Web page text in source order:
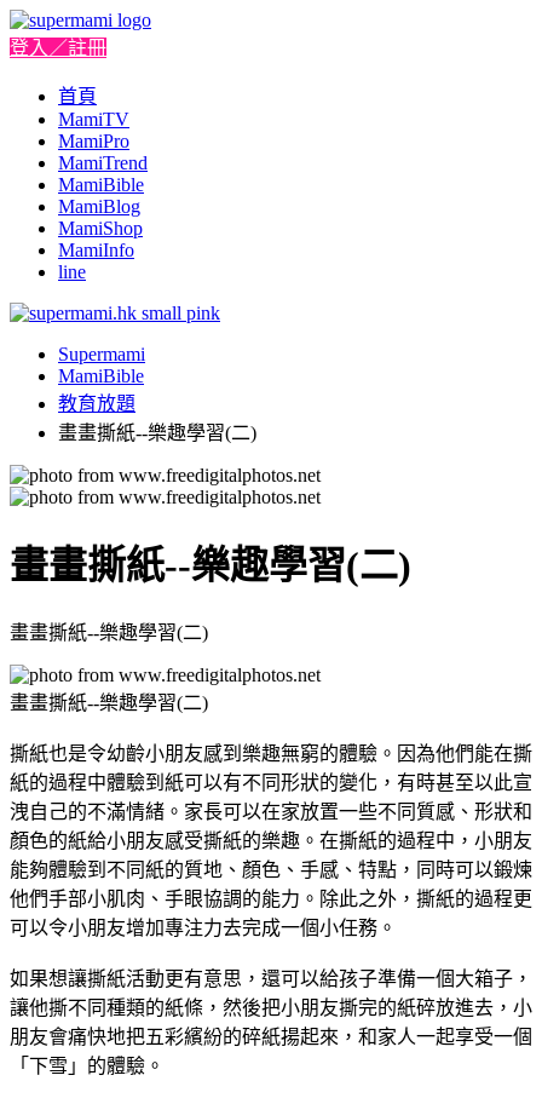
登入／註冊
首頁
MamiTV
MamiPro
MamiTrend
MamiBible
MamiBlog
MamiShop
MamiInfo
line
Supermami
MamiBible
教育放題
畫畫撕紙--樂趣學習(二)
畫畫撕紙--樂趣學習(二)
畫畫撕紙--樂趣學習(二)
畫畫撕紙--樂趣學習(二)
撕紙也是令幼齡小朋友感到樂趣無窮的體驗。因為他們能在撕
紙的過程中體驗到紙可以有不同形狀的變化，有時甚至以此宣
洩自己的不滿情緒。家長可以在家放置一些不同質感、形狀和
顏色的紙給小朋友感受撕紙的樂趣。在撕紙的過程中，小朋友
能夠體驗到不同紙的質地、顏色、手感、特點，同時可以鍛煉
他們手部小肌肉、手眼協調的能力。除此之外，撕紙的過程更
可以令小朋友增加專注力去完成一個小任務。
如果想讓撕紙活動更有意思，還可以給孩子準備一個大箱子，
讓他撕不同種類的紙條，然後把小朋友撕完的紙碎放進去，小
朋友會痛快地把五彩繽紛的碎紙揚起來，和家人一起享受一個
「下雪」的體驗。